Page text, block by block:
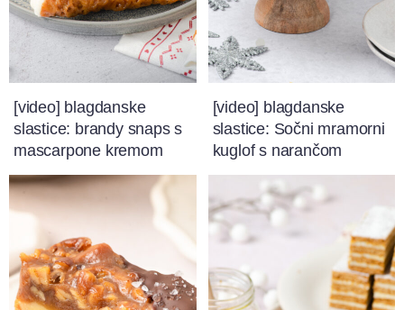
[video] blagdanske
slastice: brandy snaps s
mascarpone kremom
[video] blagdanske
slastice: Sočni mramorni
kuglof s narančom